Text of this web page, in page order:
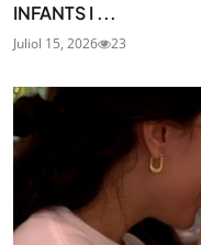
INFANTS I ...
Juliol 15, 2026 23